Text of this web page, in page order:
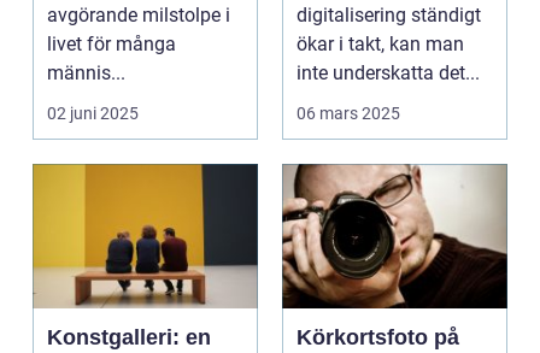
avgörande milstolpe i
livet för många
männis...
02 juni 2025
digitalisering ständigt
ökar i takt, kan man
inte underskatta det...
06 mars 2025
Konstgalleri: en
Körkortsfoto på